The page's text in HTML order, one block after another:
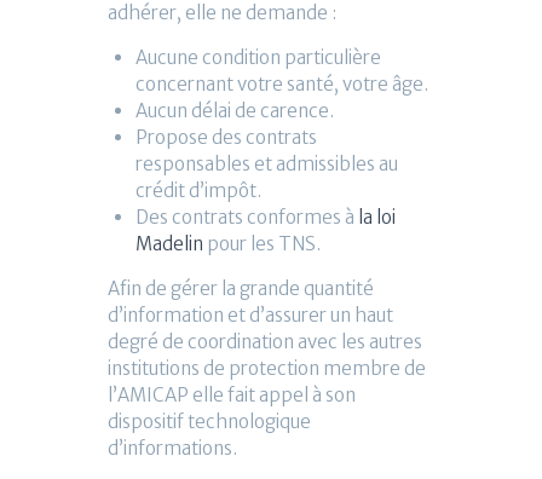
adhérer, elle ne demande :
Aucune condition particulière
concernant votre santé, votre âge.
Aucun délai de carence.
Propose des contrats
responsables et admissibles au
crédit d’impôt.
Des contrats conformes à la loi
Madelin pour les TNS.
Afin de gérer la grande quantité
d’information et d’assurer un haut
degré de coordination avec les autres
institutions de protection membre de
l’AMICAP elle fait appel à son
dispositif technologique
d’informations.